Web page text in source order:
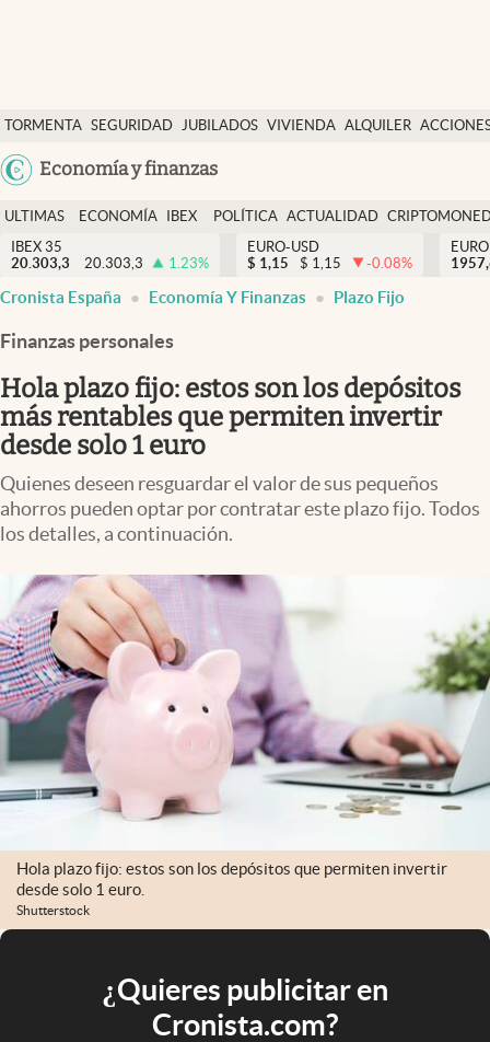
TORMENTA SEGURIDAD JUBILADOS VIVIENDA ALQUILER
Economía y finanzas
Economía y finanzas
Política
Actualidad
Criptomonedas
España
ULTIMAS
NOTICIAS
ECONOMÍA
FINANZAS
IBEX
EURO
POLÍTICA ACTUALIDAD
IBEX 35
20.303,3
20.303,3 1.23%
EURO-USD
$ 1,15 $ 1,15 -0.08%
Cronista España Economía Y Finanzas Plazo Fijo
Finanzas personales
Hola plazo fijo: estos son los depósitos
más rentables que permiten invertir
desde solo 1 euro
Quienes deseen resguardar el valor de sus pequeños
ahorros pueden optar por contratar este plazo fijo. Todos
los detalles, a continuación.
Hola plazo fijo: estos son los depósitos que permiten invertir
desde solo 1 euro.
Shutterstock
¿Quieres publicitar en
Cronista.com?